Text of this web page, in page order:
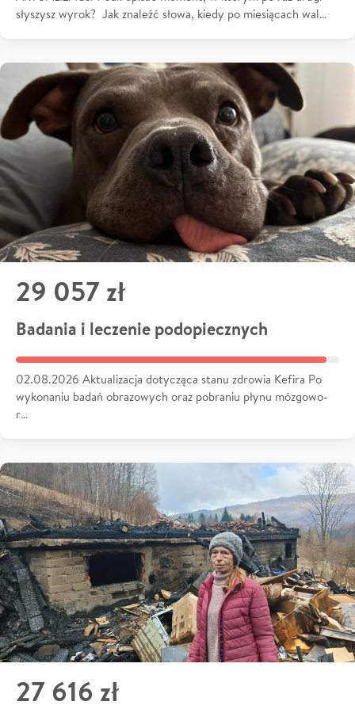
słyszysz wyrok? Jak znaleźć słowa, kiedy po miesiącach wal…
29 057 zł
Badania i leczenie podopiecznych
02.08.2026 Aktualizacja dotycząca stanu zdrowia Kefira Po
wykonaniu badań obrazowych oraz pobraniu płynu mózgowo-
r…
27 616 zł